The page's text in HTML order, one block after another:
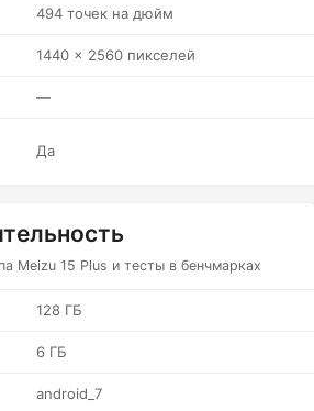
494 точек на дюйм
1440 x 2560 пикселей
—
Да
Meizu 15 Plus и тесты в бенчмарках
128 ГБ
6 ГБ
android_7